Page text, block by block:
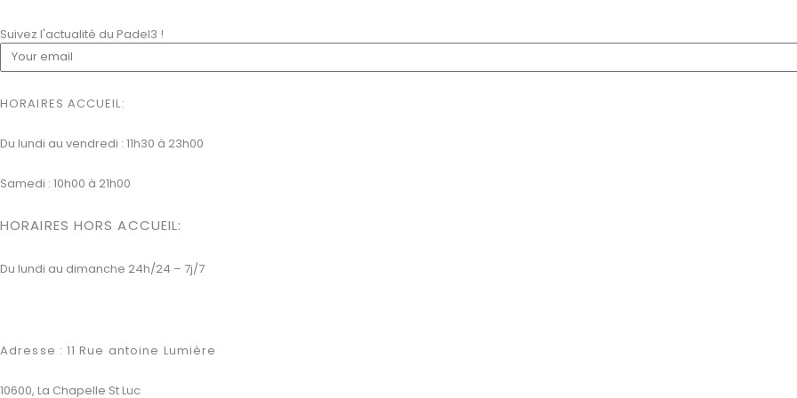
Suivez l'actualité du Padel3 !
m
l
HORAIRES ACCUEIL:
Du lundi au vendredi : 11h30 à 23h00
Samedi : 10h00 à 21h00
HORAIRES HORS ACCUEIL:
Du lundi au dimanche 24h/24 – 7j/7
Adresse : 11 Rue antoine Lumière
10600, La Chapelle St Luc